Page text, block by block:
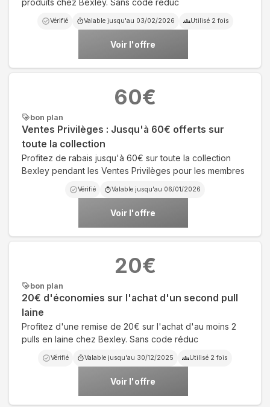
Vérifié Valable jusqu'au 03/02/2026 Utilisé 2 fois
Voir l'offre
bon plan
Ventes Privilèges : Jusqu'à 60€ offerts sur
toute la collection
Profitez de rabais jusqu'à 60€ sur toute la collection
Bexley pendant les Ventes Privilèges pour les membres
Vérifié Valable jusqu'au 06/01/2026
Voir l'offre
60€
bon plan
20€ d'économies sur l'achat d'un second pull
laine
Profitez d'une remise de 20€ sur l'achat d'au moins 2
pulls en laine chez Bexley. Sans code réduc
Vérifié Valable jusqu'au 30/12/2025 Utilisé 2 fois
Voir l'offre
20€